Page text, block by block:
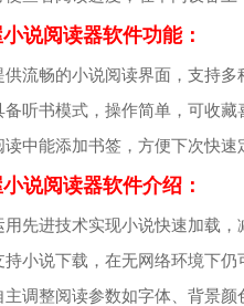
说阅读器软件功能：
供流畅的小说阅读界面，支持多
备听书模式，操作简单，可收藏
读中能添加书签，方便下次快速
说阅读器软件介绍：
用先进技术实现小说快速加载，
持小说下载，在无网络环境下仍
主调整阅读参数如字体、背景颜